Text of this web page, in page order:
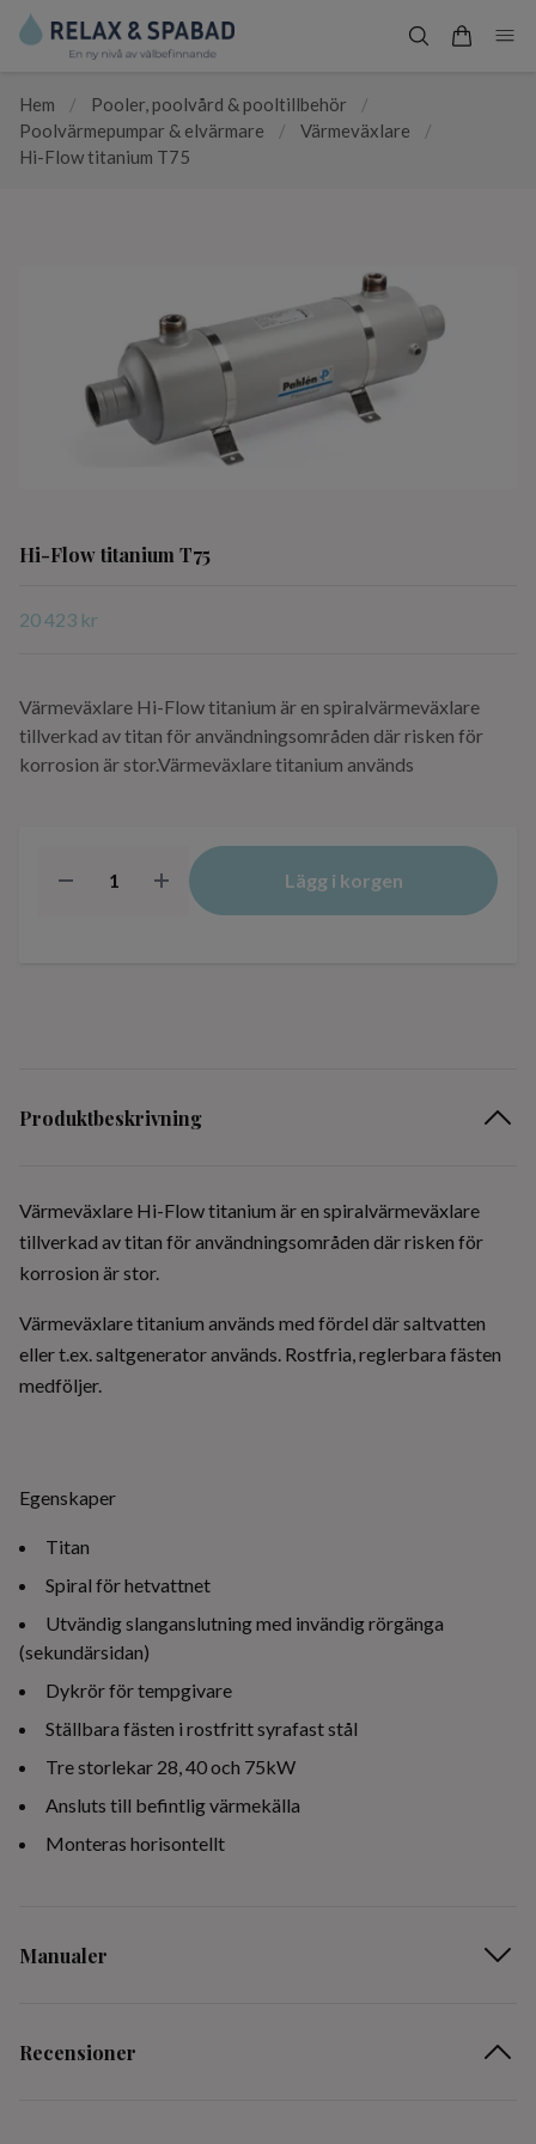
Hem / Pooler, poolvård & pooltillbehör
/
Poolvärmepumpar & elvärmare
/ Värmeväxlare
/
Hi-Flow titanium T75
Hi-Flow titanium T75
20 423 kr
Värmeväxlare Hi-Flow titanium är en spiralvärmeväxlare
tillverkad av titan för användningsområden där risken för
korrosion är stor.Värmeväxlare titanium används
Lägg i korgen
Produktbeskrivning
Värmeväxlare Hi-Flow titanium är en spiralvärmeväxlare
tillverkad av titan för användningsområden där risken för
korrosion är stor.
Värmeväxlare titanium används med fördel där saltvatten
eller t.ex. saltgenerator används. Rostfria, reglerbara fästen
medföljer.
Egenskaper
Titan
Spiral för hetvattnet
Utvändig slanganslutning med invändig rörgänga
(sekundärsidan)
Dykrör för tempgivare
Ställbara fästen i rostfritt syrafast stål
Tre storlekar 28, 40 och 75kW
Ansluts till befintlig värmekälla
Monteras horisontellt
Manualer
Recensioner